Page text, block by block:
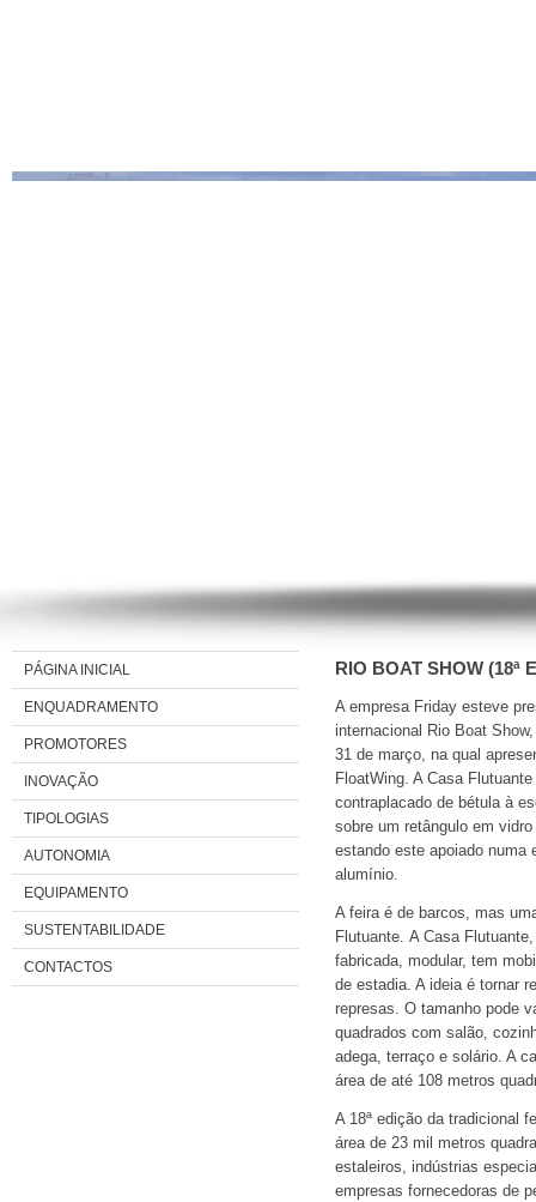
PÁGINA INICIAL
ENQUADRAMENTO
PROMOTORES
INOVAÇÃO
TIPOLOGIAS
AUTONOMIA
EQUIPAMENTO
SUSTENTABILIDADE
CONTACTOS
RIO BOAT SHOW (18ª
A empresa Friday esteve
internacional Rio Boat
31 de março, na qual
FloatWing. A Casa
contraplacado de bétula à
sobre um retângulo em
estando este apoiado numa
alumínio.
A feira é de barcos, mas
Flutuante. A Casa
fabricada, modular, tem
de estadia. A ideia é tornar
represas. O tamanho pode
quadrados com salão,
adega, terraço e solário. A
área de até 108 metros
A 18ª edição da tradicional
área de 23 mil metros
estaleiros, indústrias
empresas fornecedoras de